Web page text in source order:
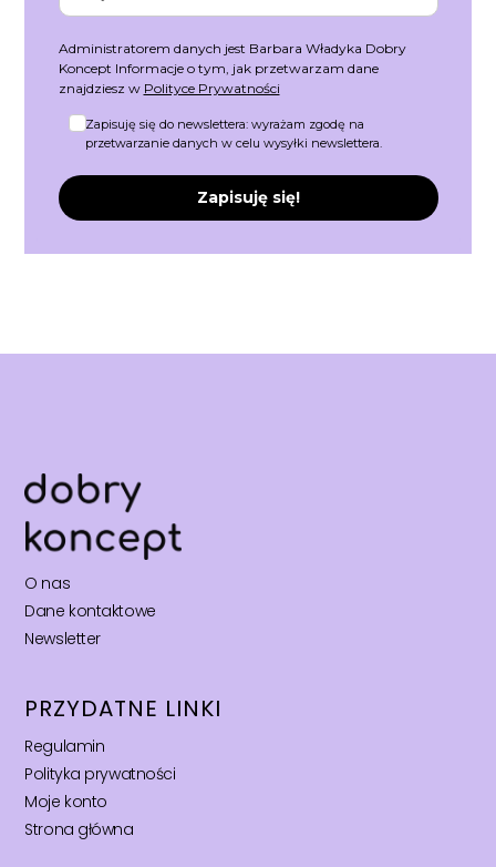
Administratorem danych jest Barbara Władyka Dobry
Koncept Informacje o tym, jak przetwarzam dane
znajdziesz w Polityce Prywatności
Zapisuję się do newslettera: wyrażam zgodę na
przetwarzanie danych w celu wysyłki newslettera.
Zapisuję się!
O nas
Dane kontaktowe
Newsletter
PRZYDATNE LINKI
Regulamin
Polityka prywatności
Moje konto
Strona główna